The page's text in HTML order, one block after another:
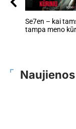
Se7en – kai
tampa meno